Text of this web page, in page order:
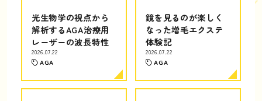
光生物学の視点から
解析するAGA治療用
レーザーの波長特性
2026.07.22
AGA
鏡を見るのが楽しく
なった増毛エクステ
体験記
2026.07.22
AGA